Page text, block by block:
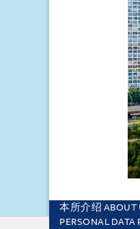
本所介绍 ABOUT
PERSONAL